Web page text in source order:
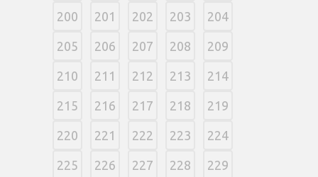
200 201 202 203 204
205 206 207 208 209
210 211 212 213 214
215 216 217 218 219
220 221 222 223 224
225 226 227 228 229